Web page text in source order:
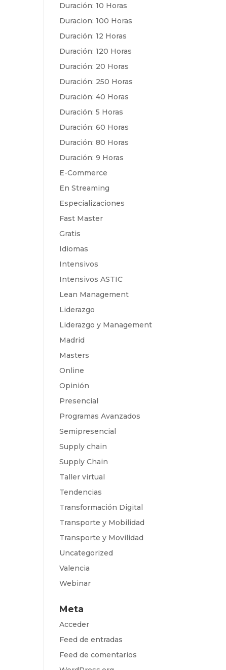
Duración: 10 Horas
Duracion: 100 Horas
Duración: 12 Horas
Duración: 120 Horas
Duración: 20 Horas
Duración: 250 Horas
Duración: 40 Horas
Duración: 5 Horas
Duración: 60 Horas
Duración: 80 Horas
Duración: 9 Horas
E-Commerce
En Streaming
Especializaciones
Fast Master
Gratis
Idiomas
Intensivos
Intensivos ASTIC
Lean Management
Liderazgo
Liderazgo y Management
Madrid
Masters
Online
Opinión
Presencial
Programas Avanzados
Semipresencial
Supply chain
Supply Chain
Taller virtual
Tendencias
Transformación Digital
Transporte y Mobilidad
Transporte y Movilidad
Uncategorized
Valencia
Webinar
Meta
Acceder
Feed de entradas
Feed de comentarios